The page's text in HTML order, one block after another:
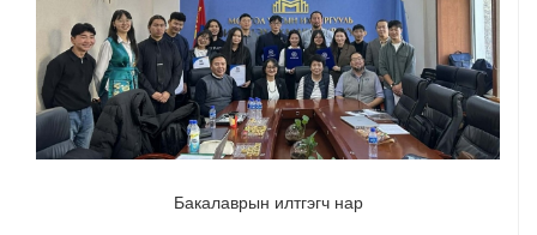
Бакалаврын илтгэгч нар